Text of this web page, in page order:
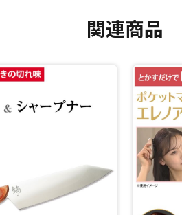
とにかく圧倒的にお手入れが簡
関連商品